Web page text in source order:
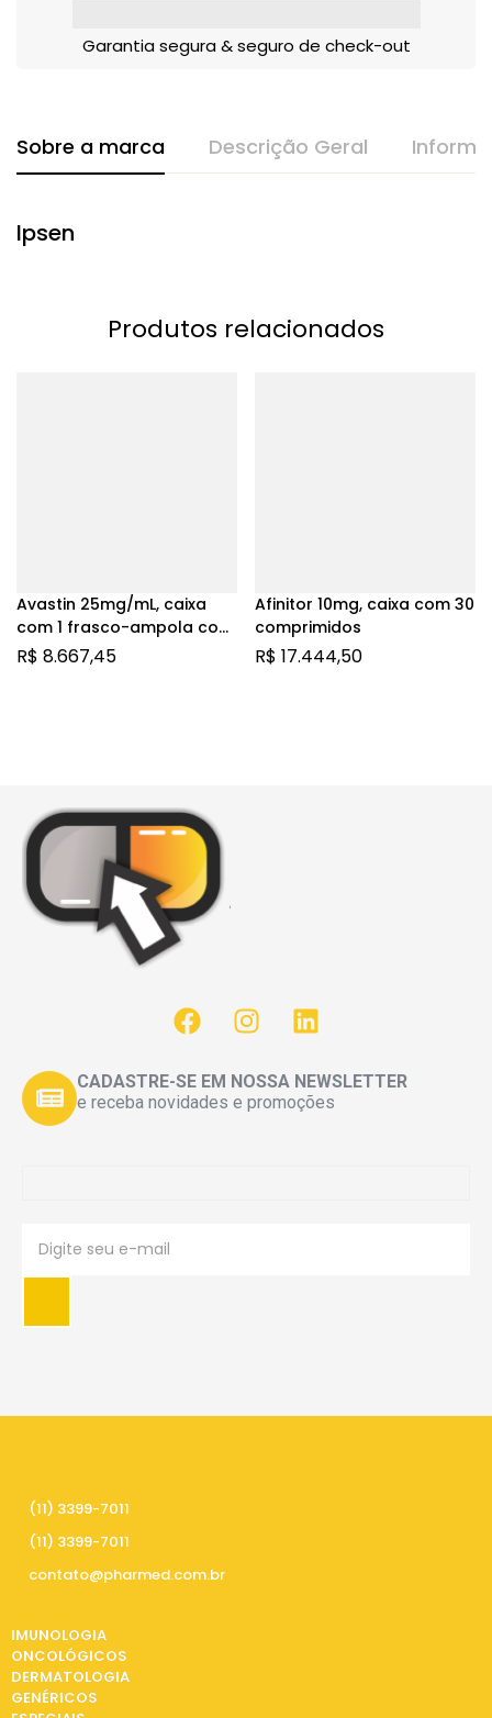
Garantia segura & seguro de check-out
Sobre a marca Descrição Geral
Ipsen
Produtos relacionados
Avastin 25mg/mL, caixa
com 1 frasco-ampola com
16mL de solução de uso
R$ 8.667,45
Afinitor 10mg, caixa com 30
comprimidos
R$ 17.444,50
CADASTRE-SE EM NOSSA NEWSLETTER
e receba novidades e promoções
(11) 3399-7011
(11) 3399-7011
contato@pharmed.com.br
IMUNOLOGIA
ONCOLÓGICOS
DERMATOLOGIA
GENÉRICOS